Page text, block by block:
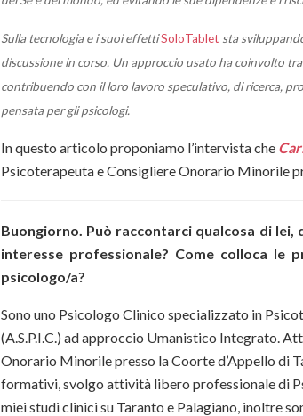
Sulla tecnologia e i suoi effettiSoloTablet sta
discussione in corso. Un approccio usato ha coinvolto
contribuendo con il loro lavoro speculativo, di ricerca,
pensata per gli psicologi.
In questo articolo proponiamo l’intervista che
Psicoterapeuta e Consigliere Onorario Minorile
Buongiorno. Può raccontarci qualcosa di
interesse professionale? Come colloca le
psicologo/a?
Sono uno Psicologo Clinico specializzato in
(A.S.P.I.C.) ad approccio Umanistico Integrato.
Onorario Minorile presso la Coorte d’Appello di
formativi, svolgo attività libero professionale di
miei studi clinici su Taranto e Palagiano, inoltre